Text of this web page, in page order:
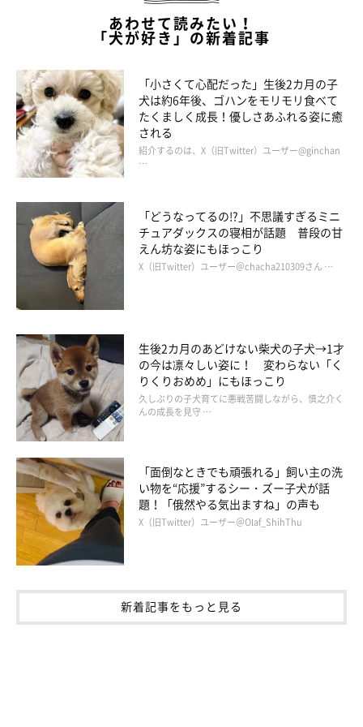
あわせて読みたい！
「犬が好き」の新着記事
「小さくて心配だった」生後2カ月の子
犬は約6年後、ゴハンをモリモリ食べて
たくましく成長！優しさあふれる姿に癒
される
紹介するのは、X（旧Twitter）ユーザー@ginchan
…
「どうなってるの!?」不思議すぎるミニ
チュアダックスの寝相が話題 普段の甘
えん坊な姿にもほっこり
X（旧Twitter）ユーザー＠chacha210309さん …
生後2カ月のあどけない柴犬の子犬→1才
の今は凛々しい姿に！ 変わらない「く
りくりおめめ」にもほっこり
久しぶりの子犬育てに悪戦苦闘しながら、慎之介く
んの成長を見守 …
「面倒なときでも頑張れる」飼い主の洗
い物を“応援”するシー・ズー子犬が話
題！「俄然やる気出ますね」の声も
X（旧Twitter）ユーザー＠Olaf_ShihThu
新着記事をもっと見る